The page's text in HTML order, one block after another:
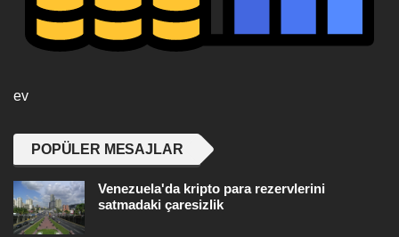
ev
POPÜLER MESAJLAR
Venezuela'da kripto para rezervlerini
satmadaki çaresizlik